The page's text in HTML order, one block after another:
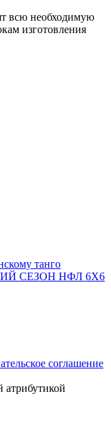
всю необходимую
изготовления
танго
СЕЗОН НФЛ 6Х6
соглашение
атрибутикой